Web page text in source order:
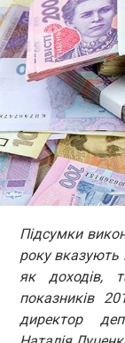
Підсумки
року вказують
як доходів,
показників
директор